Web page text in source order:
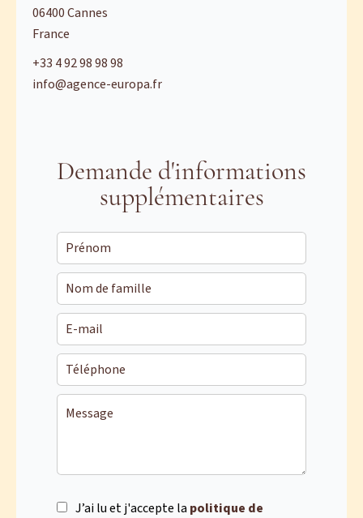
06400Cannes
France
+33 4 92 98 98 98
info@agence-europa.fr
Demande d'informations
supplémentaires
J’ai lu et j'accepte lapolitique de